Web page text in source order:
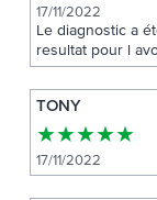
17/11/2022
Le diagnostic a
resultat pour l
TONY
★★★★★
17/11/2022